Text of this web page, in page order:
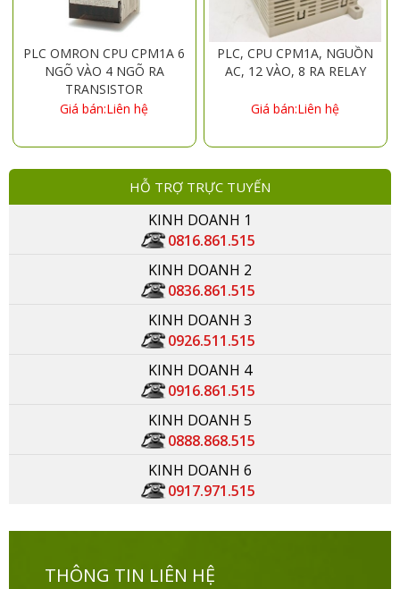
PLC OMRON CPU CPM1A 6
NGÕ VÀO 4 NGÕ RA
TRANSISTOR
Giá bán:Liên hệ
PLC, CPU CPM1A, NGUỒN
AC, 12 VÀO, 8 RA RELAY
Giá bán:Liên hệ
HỖ TRỢ TRỰC TUYẾN
KINH DOANH 1
0816.861.515
KINH DOANH 2
0836.861.515
KINH DOANH 3
0926.511.515
KINH DOANH 4
0916.861.515
KINH DOANH 5
0888.868.515
KINH DOANH 6
0917.971.515
THÔNG TIN LIÊN HỆ